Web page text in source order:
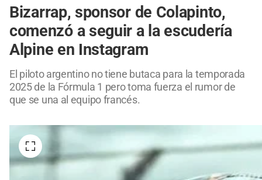
Bizarrap, sponsor de Colapinto,
comenzó a seguir a la escudería
Alpine en Instagram
El piloto argentino no tiene butaca para la temporada
2025 de la Fórmula 1 pero toma fuerza el rumor de
que se una al equipo francés.